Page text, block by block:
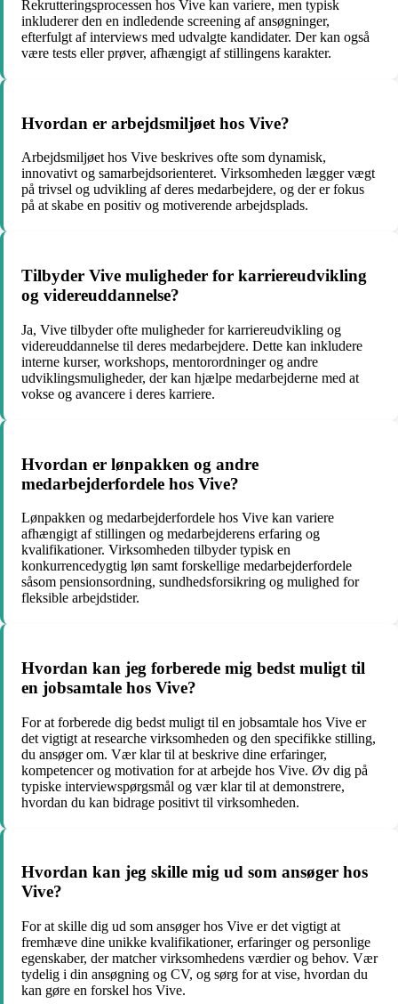
Rekrutteringsprocessen hos Vive kan variere, men typisk
inkluderer den en indledende screening af ansøgninger,
efterfulgt af interviews med udvalgte kandidater. Der kan også
være tests eller prøver, afhængigt af stillingens karakter.
Hvordan er arbejdsmiljøet hos Vive?
Arbejdsmiljøet hos Vive beskrives ofte som dynamisk,
innovativt og samarbejdsorienteret. Virksomheden lægger vægt
på trivsel og udvikling af deres medarbejdere, og der er fokus
på at skabe en positiv og motiverende arbejdsplads.
Tilbyder Vive muligheder for karriereudvikling
og videreuddannelse?
Ja, Vive tilbyder ofte muligheder for karriereudvikling og
videreuddannelse til deres medarbejdere. Dette kan inkludere
interne kurser, workshops, mentorordninger og andre
udviklingsmuligheder, der kan hjælpe medarbejderne med at
vokse og avancere i deres karriere.
Hvordan er lønpakken og andre
medarbejderfordele hos Vive?
Lønpakken og medarbejderfordele hos Vive kan variere
afhængigt af stillingen og medarbejderens erfaring og
kvalifikationer. Virksomheden tilbyder typisk en
konkurrencedygtig løn samt forskellige medarbejderfordele
såsom pensionsordning, sundhedsforsikring og mulighed for
fleksible arbejdstider.
Hvordan kan jeg forberede mig bedst muligt til
en jobsamtale hos Vive?
For at forberede dig bedst muligt til en jobsamtale hos Vive er
det vigtigt at researche virksomheden og den specifikke stilling,
du ansøger om. Vær klar til at beskrive dine erfaringer,
kompetencer og motivation for at arbejde hos Vive. Øv dig på
typiske interviewspørgsmål og vær klar til at demonstrere,
hvordan du kan bidrage positivt til virksomheden.
Hvordan kan jeg skille mig ud som ansøger hos
Vive?
For at skille dig ud som ansøger hos Vive er det vigtigt at
fremhæve dine unikke kvalifikationer, erfaringer og personlige
egenskaber, der matcher virksomhedens værdier og behov. Vær
tydelig i din ansøgning og CV, og sørg for at vise, hvordan du
kan gøre en forskel hos Vive.